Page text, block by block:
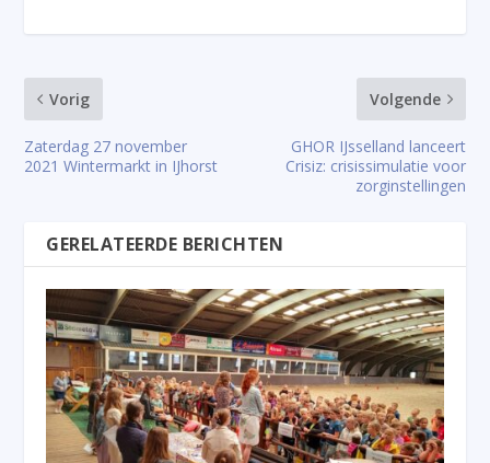
Vorig
Zaterdag 27 november
2021 Wintermarkt in IJhorst
Volgende
GHOR IJsselland lanceert
Crisiz: crisissimulatie voor
zorginstellingen
GERELATEERDE BERICHTEN